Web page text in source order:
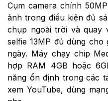
Cụm camera chính
ảnh trong điều kiện đủ
chụp ngoài trời và quay
selfie 13MP đủ dùng
ngày. Máy chạy chip
hợp RAM 4GB hoặc
năng ổn định trong các
xem YouTube, dùng